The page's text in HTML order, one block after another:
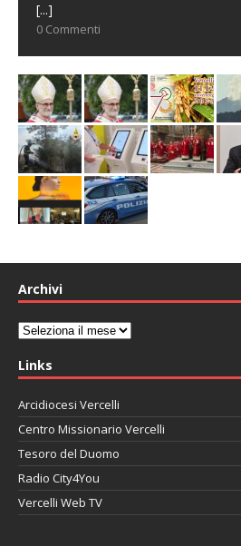
[...]
0 Commenti
Archivi
Archivi
Links
Arcidiocesi Vercelli
Centro Missionario Vercelli
Tesoro del Duomo
Radio City4You
Vercelli Web TV